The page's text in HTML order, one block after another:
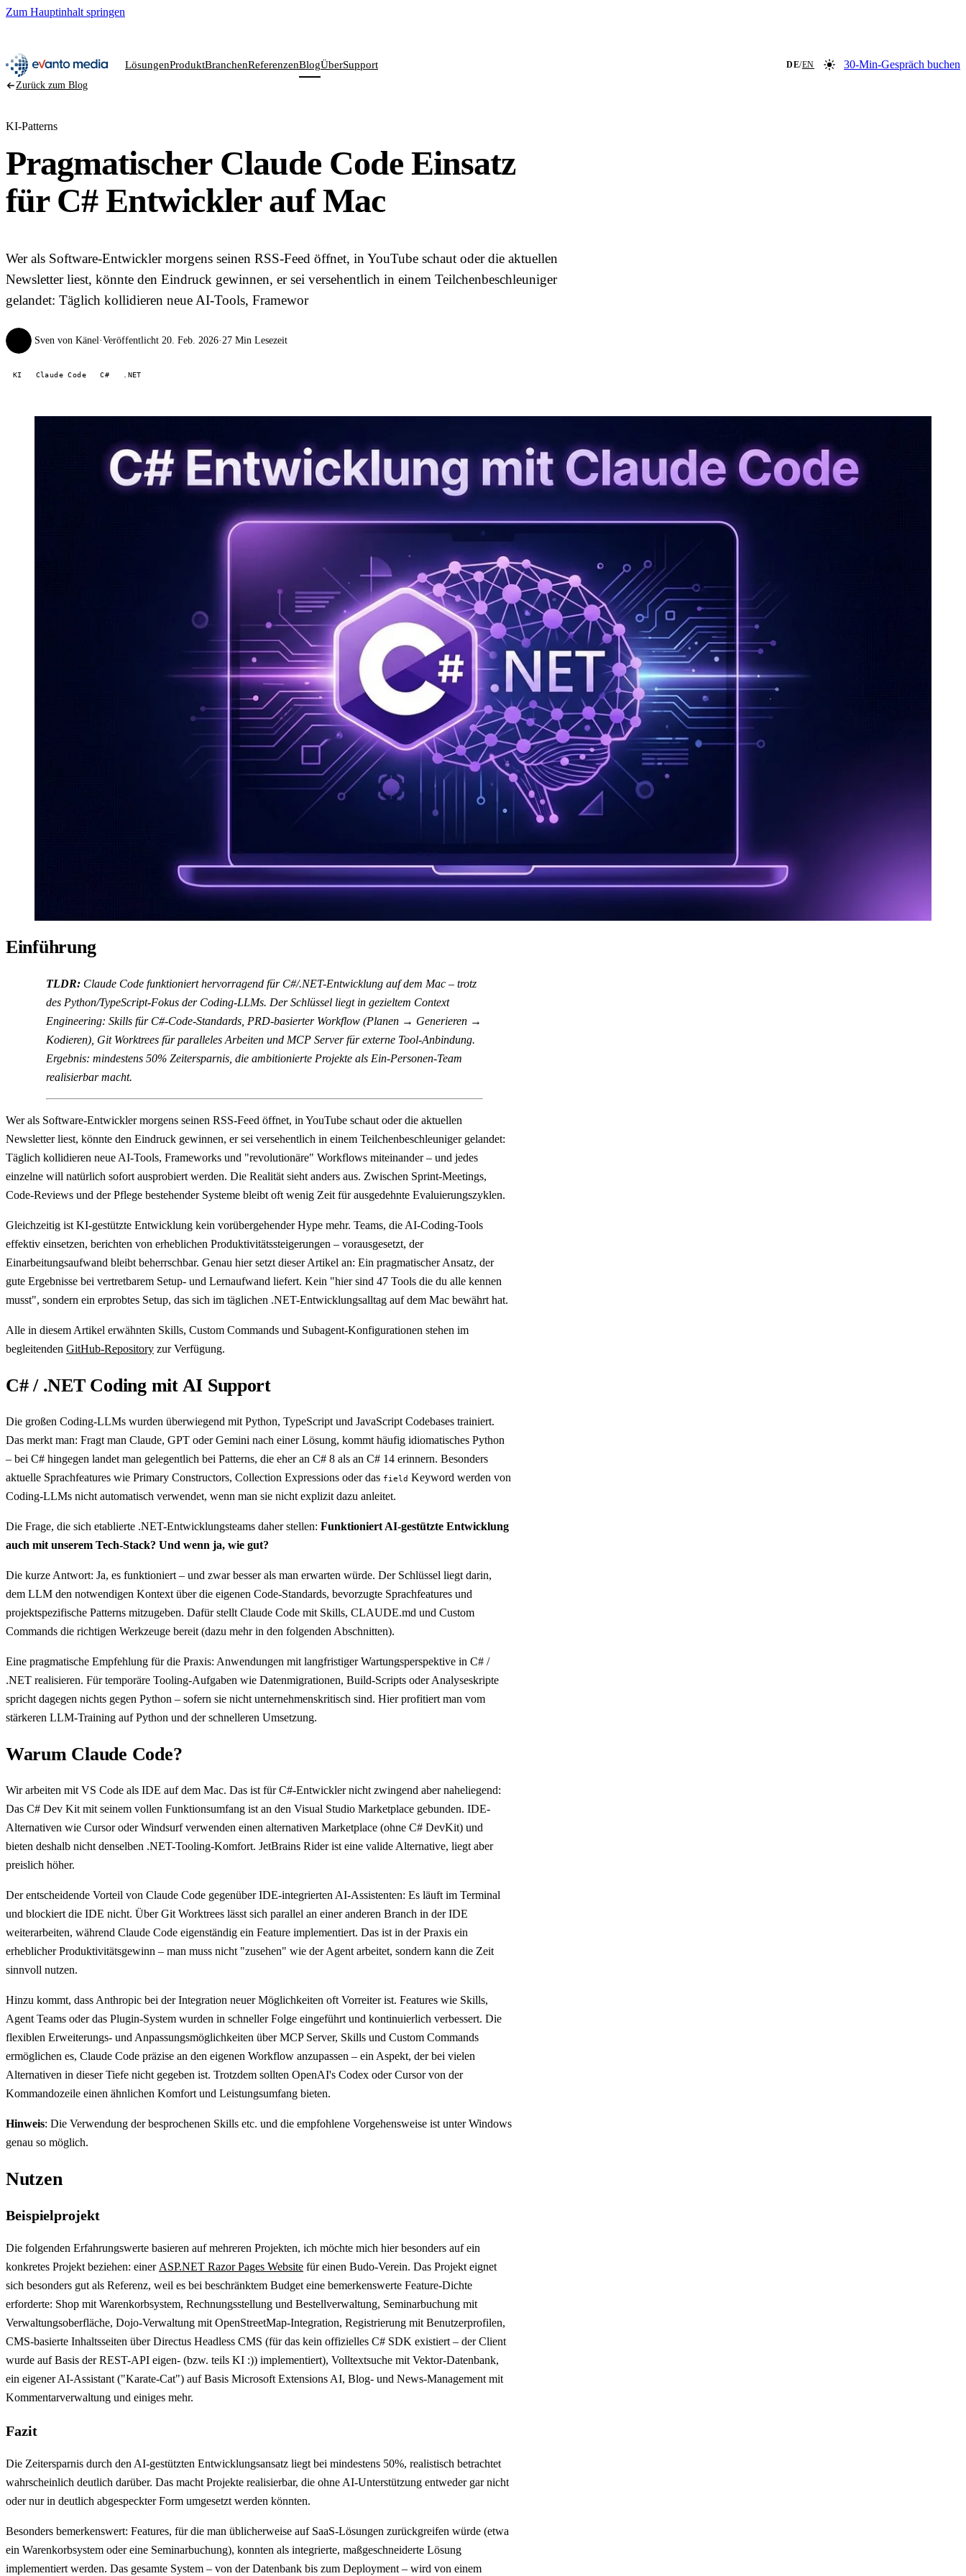
Zum Hauptinhalt springen
evanto media LösungenProduktBranchenReferenzenBlogÜberSupport DE/EN Farbmodus
30-Min-Gespräch buchen
Zurück zum Blog
KI-Patterns
Pragmatischer Claude Code Einsatz
für C# Entwickler auf Mac
Wer als Software-Entwickler morgens seinen RSS-Feed öffnet, in YouTube schaut oder die aktuellen
Newsletter liest, könnte den Eindruck gewinnen, er sei versehentlich in einem Teilchenbeschleuniger
gelandet: Täglich kollidieren neue AI-Tools, Framewor
Sven von Känel·Veröffentlicht 20. Feb. 2026·27 Min Lesezeit
KI Claude Code C# .NET
Einführung
TLDR: Claude Code funktioniert hervorragend für C#/.NET-Entwicklung auf dem Mac – trotz
des Python/TypeScript-Fokus der Coding-LLMs. Der Schlüssel liegt in gezieltem Context
Engineering: Skills für C#-Code-Standards, PRD-basierter Workflow (Planen → Generieren →
Kodieren), Git Worktrees für paralleles Arbeiten und MCP Server für externe Tool-Anbindung.
Ergebnis: mindestens 50% Zeitersparnis, die ambitionierte Projekte als Ein-Personen-Team
realisierbar macht.
Wer als Software-Entwickler morgens seinen RSS-Feed öffnet, in YouTube schaut oder die aktuellen
Newsletter liest, könnte den Eindruck gewinnen, er sei versehentlich in einem Teilchenbeschleuniger gelandet:
Täglich kollidieren neue AI-Tools, Frameworks und "revolutionäre" Workflows miteinander – und jedes
einzelne will natürlich sofort ausprobiert werden. Die Realität sieht anders aus. Zwischen Sprint-Meetings,
Code-Reviews und der Pflege bestehender Systeme bleibt oft wenig Zeit für ausgedehnte Evaluierungszyklen.
Gleichzeitig ist KI-gestützte Entwicklung kein vorübergehender Hype mehr. Teams, die AI-Coding-Tools
effektiv einsetzen, berichten von erheblichen Produktivitätssteigerungen – vorausgesetzt, der
Einarbeitungsaufwand bleibt beherrschbar. Genau hier setzt dieser Artikel an: Ein pragmatischer Ansatz, der
gute Ergebnisse bei vertretbarem Setup- und Lernaufwand liefert. Kein "hier sind 47 Tools die du alle kennen
musst", sondern ein erprobtes Setup, das sich im täglichen .NET-Entwicklungsalltag auf dem Mac bewährt hat.
Alle in diesem Artikel erwähnten Skills, Custom Commands und Subagent-Konfigurationen stehen im
begleitenden GitHub-Repository zur Verfügung.
C# / .NET Coding mit AI Support
Die großen Coding-LLMs wurden überwiegend mit Python, TypeScript und JavaScript Codebases trainiert.
Das merkt man: Fragt man Claude, GPT oder Gemini nach einer Lösung, kommt häufig idiomatisches Python
– bei C# hingegen landet man gelegentlich bei Patterns, die eher an C# 8 als an C# 14 erinnern. Besonders
aktuelle Sprachfeatures wie Primary Constructors, Collection Expressions oder das field Keyword werden von
Coding-LLMs nicht automatisch verwendet, wenn man sie nicht explizit dazu anleitet.
Die Frage, die sich etablierte .NET-Entwicklungsteams daher stellen: Funktioniert AI-gestützte Entwicklung
auch mit unserem Tech-Stack? Und wenn ja, wie gut?
Die kurze Antwort: Ja, es funktioniert – und zwar besser als man erwarten würde. Der Schlüssel liegt darin,
dem LLM den notwendigen Kontext über die eigenen Code-Standards, bevorzugte Sprachfeatures und
projektspezifische Patterns mitzugeben. Dafür stellt Claude Code mit Skills, CLAUDE.md und Custom
Commands die richtigen Werkzeuge bereit (dazu mehr in den folgenden Abschnitten).
Eine pragmatische Empfehlung für die Praxis: Anwendungen mit langfristiger Wartungsperspektive in C# /
.NET realisieren. Für temporäre Tooling-Aufgaben wie Datenmigrationen, Build-Scripts oder Analyseskripte
spricht dagegen nichts gegen Python – sofern sie nicht unternehmenskritisch sind. Hier profitiert man vom
stärkeren LLM-Training auf Python und der schnelleren Umsetzung.
Warum Claude Code?
Wir arbeiten mit VS Code als IDE auf dem Mac. Das ist für C#-Entwickler nicht zwingend aber naheliegend:
Das C# Dev Kit mit seinem vollen Funktionsumfang ist an den Visual Studio Marketplace gebunden. IDE-
Alternativen wie Cursor oder Windsurf verwenden einen alternativen Marketplace (ohne C# DevKit) und
bieten deshalb nicht denselben .NET-Tooling-Komfort. JetBrains Rider ist eine valide Alternative, liegt aber
preislich höher.
Der entscheidende Vorteil von Claude Code gegenüber IDE-integrierten AI-Assistenten: Es läuft im Terminal
und blockiert die IDE nicht. Über Git Worktrees lässt sich parallel an einer anderen Branch in der IDE
weiterarbeiten, während Claude Code eigenständig ein Feature implementiert. Das ist in der Praxis ein
erheblicher Produktivitätsgewinn – man muss nicht "zusehen" wie der Agent arbeitet, sondern kann die Zeit
sinnvoll nutzen.
Hinzu kommt, dass Anthropic bei der Integration neuer Möglichkeiten oft Vorreiter ist. Features wie Skills,
Agent Teams oder das Plugin-System wurden in schneller Folge eingeführt und kontinuierlich verbessert. Die
flexiblen Erweiterungs- und Anpassungsmöglichkeiten über MCP Server, Skills und Custom Commands
ermöglichen es, Claude Code präzise an den eigenen Workflow anzupassen – ein Aspekt, der bei vielen
Alternativen in dieser Tiefe nicht gegeben ist. Trotzdem sollten OpenAI's Codex oder Cursor von der
Kommandozeile einen ähnlichen Komfort und Leistungsumfang bieten.
Hinweis: Die Verwendung der besprochenen Skills etc. und die empfohlene Vorgehensweise ist unter Windows
genau so möglich.
Nutzen
Beispielprojekt
Die folgenden Erfahrungswerte basieren auf mehreren Projekten, ich möchte mich hier besonders auf ein
konkretes Projekt beziehen: einerASP.NET Razor Pages Website für einen Budo-Verein. Das Projekt eignet
sich besonders gut als Referenz, weil es bei beschränktem Budget eine bemerkenswerte Feature-Dichte
erforderte: Shop mit Warenkorbsystem, Rechnungsstellung und Bestellverwaltung, Seminarbuchung mit
Verwaltungsoberfläche, Dojo-Verwaltung mit OpenStreetMap-Integration, Registrierung mit Benutzerprofilen,
CMS-basierte Inhaltsseiten über Directus Headless CMS (für das kein offizielles C# SDK existiert – der Client
wurde auf Basis der REST-API eigen- (bzw. teils KI :)) implementiert), Volltextsuche mit Vektor-Datenbank,
ein eigener AI-Assistant ("Karate-Cat") auf Basis Microsoft Extensions AI, Blog- und News-Management mit
Kommentarverwaltung und einiges mehr.
Fazit
Die Zeitersparnis durch den AI-gestützten Entwicklungsansatz liegt bei mindestens 50%, realistisch betrachtet
wahrscheinlich deutlich darüber. Das macht Projekte realisierbar, die ohne AI-Unterstützung entweder gar nicht
oder nur in deutlich abgespeckter Form umgesetzt werden könnten.
Besonders bemerkenswert: Features, für die man üblicherweise auf SaaS-Lösungen zurückgreifen würde (etwa
ein Warenkorbsystem oder eine Seminarbuchung), konnten als integrierte, maßgeschneiderte Lösung
implementiert werden. Das gesamte System – von der Datenbank bis zum Deployment – wird von einem